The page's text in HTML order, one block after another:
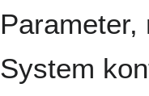
System